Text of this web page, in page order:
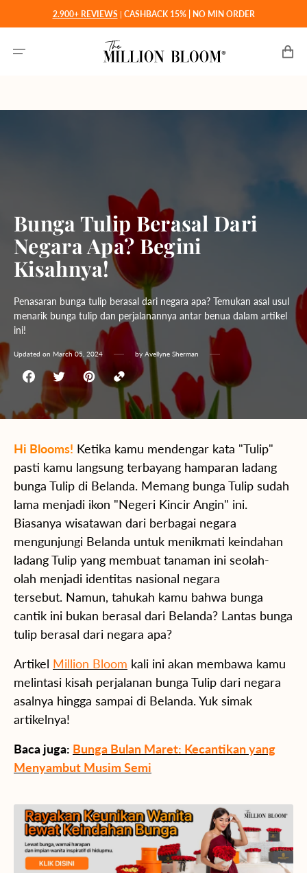
konten
2.900+ REVIEWS | CASHBACK 15% | NO MIN ORDER
Bunga Tulip Berasal Dari
Negara Apa? Begini
Kisahnya!
Penasaran bunga tulip berasal dari negara apa? Temukan asal usul
menarik bunga tulip dan perjalanannya antar benua dalam artikel
ini!
Updated on March 05, 2024 by Avellyne Sherman
Hi Blooms! Ketika kamu mendengar kata "Tulip"
pasti kamu langsung terbayang hamparan ladang
bunga Tulip di Belanda. Memang bunga Tulip sudah
lama menjadi ikon "Negeri Kincir Angin" ini.
Biasanya wisatawan dari berbagai negara
mengunjungi Belanda untuk menikmati keindahan
ladang Tulip yang membuat tanaman ini seolah-
olah menjadi identitas nasional negara
tersebut. Namun, tahukah kamu bahwa bunga
cantik ini bukan berasal dari Belanda? Lantas bunga
tulip berasal dari negara apa?
Artikel Million Bloom kali ini akan membawa kamu
melintasi kisah perjalanan bunga Tulip dari negara
asalnya hingga sampai di Belanda. Yuk simak
artikelnya!
Baca juga: Bunga Bulan Maret: Kecantikan yang
Menyambut Musim Semi